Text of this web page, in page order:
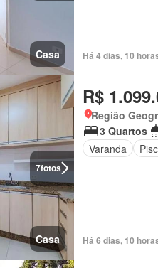
Casa Há 4 dias, 10
7fotos
Casa
R$
Região
3 Quartos
Varanda
Há 6 dias, 10